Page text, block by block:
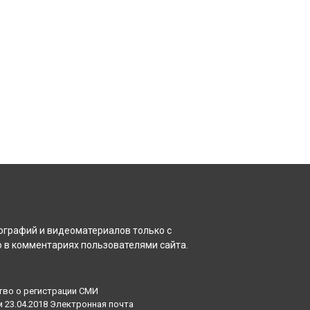
и видеоматериалов только с
комментариях пользователями сайта.
о регистрации СМИ
Электронная почта